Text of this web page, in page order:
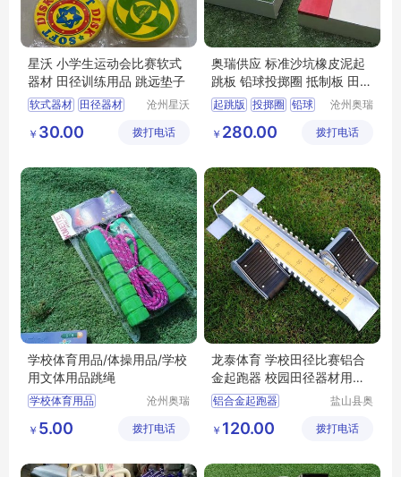
星沃 小学生运动会比赛软式
器材 田径训练用品 跳远垫子
软式器材 田径器材
软式器材价格
沧州星沃
有限公司
￥ 30.00 拨打电话
奥瑞供应 标准沙坑橡皮泥起
跳板 铅球投掷圈 抵制板 田径
用品
起跳版 投掷圈 铅球
学校达标用品
沧州奥瑞
制造有限
￥ 280.00 拨打电话
学校体育用品/体操用品/学校
用文体用品跳绳
学校体育用品
学校器材
沧州奥瑞
制造有限
￥ 5.00 拨打电话
龙泰体育 学校田径比赛铝合
金起跑器 校园田径器材用品
大全
铝合金起跑器
田径器材
盐山县奥
材厂
￥ 120.00 拨打电话